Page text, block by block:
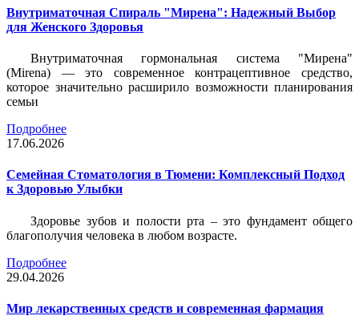
Внутриматочная Спираль "Мирена": Надежный Выбор
для Женского Здоровья
Внутриматочная гормональная система "Мирена"
(Mirena) — это современное контрацептивное средство,
которое значительно расширило возможности планирования
семьи
Подробнее
17.06.2026
Семейная Стоматология в Тюмени: Комплексный Подход
к Здоровью Улыбки
Здоровье зубов и полости рта – это фундамент общего
благополучия человека в любом возрасте.
Подробнее
29.04.2026
Мир лекарственных средств и современная фармация